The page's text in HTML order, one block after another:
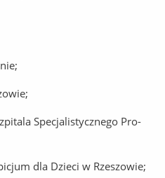
Specjalistycznego Pro-
dla Dzieci w Rzeszowie;